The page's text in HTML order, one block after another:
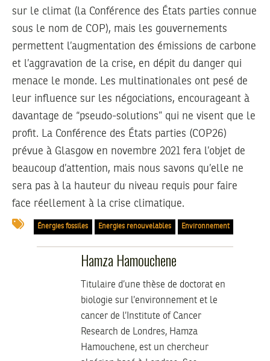
sur le climat (la Conférence des États parties connue
sous le nom de COP), mais les gouvernements
permettent l’augmentation des émissions de carbone
et l’aggravation de la crise, en dépit du danger qui
menace le monde. Les multinationales ont pesé de
leur influence sur les négociations, encourageant à
davantage de “pseudo-solutions” qui ne visent que le
profit. La Conférence des États parties (COP26)
prévue à Glasgow en novembre 2021 fera l’objet de
beaucoup d’attention, mais nous savons qu’elle ne
sera pas à la hauteur du niveau requis pour faire
face réellement à la crise climatique.
Énergies fossiles Energies renouvelables Environnement
Hamza Hamouchene
Titulaire d’une thèse de doctorat en
biologie sur l’environnement et le
cancer de l’Institute of Cancer
Research de Londres, Hamza
Hamouchene, est un chercheur